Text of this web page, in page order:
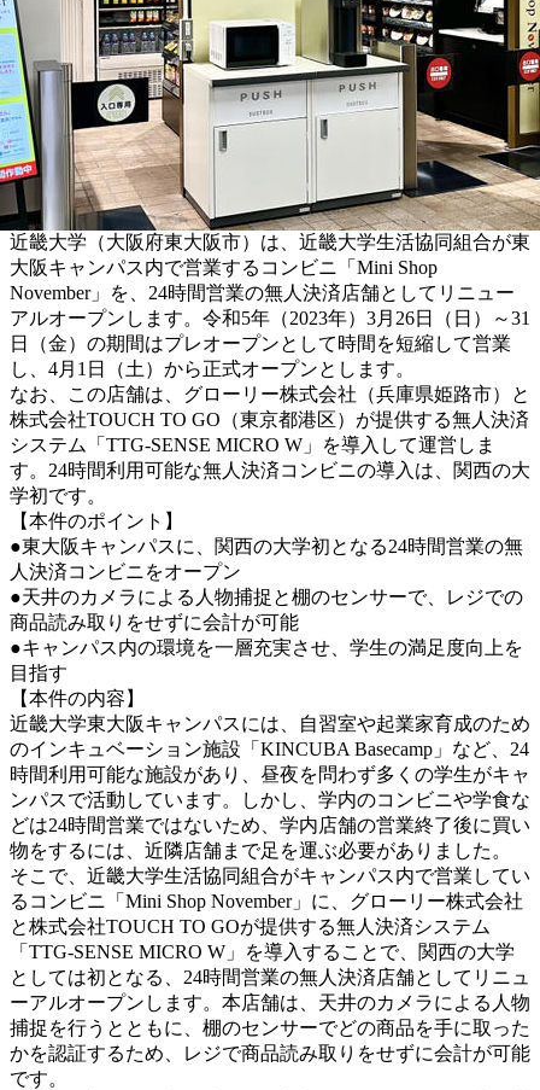
近畿大学（大阪府東大阪市）は、近畿大学生活協同組合が東
大阪キャンパス内で営業するコンビニ「Mini Shop
November」を、24時間営業の無人決済店舗としてリニュー
アルオープンします。令和5年（2023年）3月26日（日）～31
日（金）の期間はプレオープンとして時間を短縮して営業
し、4月1日（土）から正式オープンとします。
なお、この店舗は、グローリー株式会社（兵庫県姫路市）と
株式会社TOUCH TO GO（東京都港区）が提供する無人決済
システム「TTG-SENSE MICRO W」を導入して運営しま
す。24時間利用可能な無人決済コンビニの導入は、関西の大
学初です。
【本件のポイント】
●東大阪キャンパスに、関西の大学初となる24時間営業の無
人決済コンビニをオープン
●天井のカメラによる人物捕捉と棚のセンサーで、レジでの
商品読み取りをせずに会計が可能
●キャンパス内の環境を一層充実させ、学生の満足度向上を
目指す
【本件の内容】
近畿大学東大阪キャンパスには、自習室や起業家育成のため
のインキュベーション施設「KINCUBA Basecamp」など、24
時間利用可能な施設があり、昼夜を問わず多くの学生がキャ
ンパスで活動しています。しかし、学内のコンビニや学食な
どは24時間営業ではないため、学内店舗の営業終了後に買い
物をするには、近隣店舗まで足を運ぶ必要がありました。
そこで、近畿大学生活協同組合がキャンパス内で営業してい
るコンビニ「Mini Shop November」に、グローリー株式会社
と株式会社TOUCH TO GOが提供する無人決済システム
「TTG-SENSE MICRO W」を導入することで、関西の大学
としては初となる、24時間営業の無人決済店舗としてリニュ
ーアルオープンします。本店舗は、天井のカメラによる人物
捕捉を行うとともに、棚のセンサーでどの商品を手に取った
かを認証するため、レジで商品読み取りをせずに会計が可能
です。